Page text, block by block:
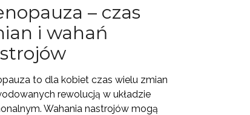
– czas
i wahań
to dla kobiet czas wielu zmian
rewolucją w układzie
Wahania nastrojów mogą